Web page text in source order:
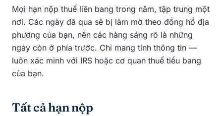
Mọi hạn nộp thuế liên bang trong năm, tập trung một
nơi. Các ngày đã qua sẽ bị làm mờ theo đồng hồ địa
phương của bạn, nên các hàng sáng rõ là những
ngày còn ở phía trước. Chỉ mang tính thông tin —
luôn xác minh với IRS hoặc cơ quan thuế tiểu bang
của bạn.
Tất cả hạn nộp